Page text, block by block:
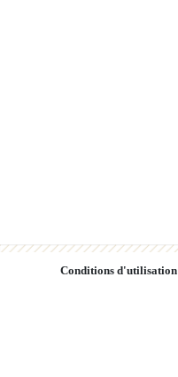
Conditions d'utilisation